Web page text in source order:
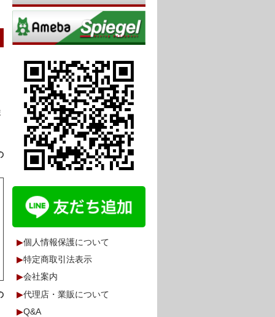
▶個人情報保護について
▶特定商取引法表示
▶会社案内
▶代理店・業販について
▶Q&A